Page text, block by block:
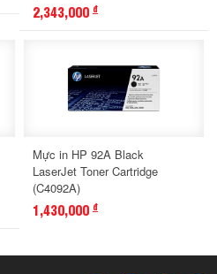
2,343,000 đ
Mực in HP 92A Black
LaserJet Toner Cartridge
(C4092A)
1,430,000 đ